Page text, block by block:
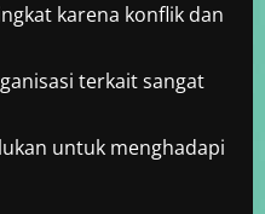
karena konflik dan
terkait sangat
untuk menghadapi